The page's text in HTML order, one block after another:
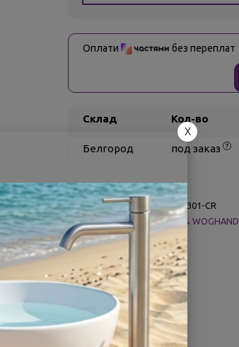
Оплати без переплат
Склад Кол-во
Белгород под заказ
О товаре
Заводской артикул:
WW-V2301-CR
Производитель:
WONZON & WOGHAND
Гарантия: 5 лет
Страна:
Другие характеристики
Поделиться
X